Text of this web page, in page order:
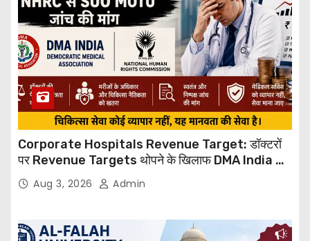
Corporate Hospitals Revenue Target: डॉक्टरों
पर Revenue Targets थोपने के खिलाफ DMA India का
बड़ा कदम, NHRC से Suo Motu जांच की मांग
Aug 3, 2026 Admin